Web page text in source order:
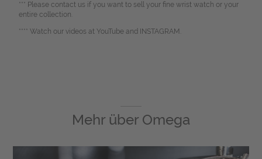
*** Please contact us if you want to sell your fine wrist watch or your
entire collection.
**** Watch our videos at YouTube and INSTAGRAM.
Mehr über Omega